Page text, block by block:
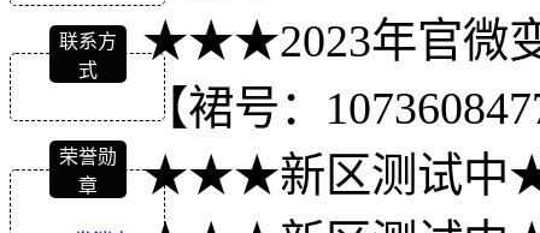
联系方
式
荣誉勋
章
★★★2023年官微
【裙号：
★★★新区测试